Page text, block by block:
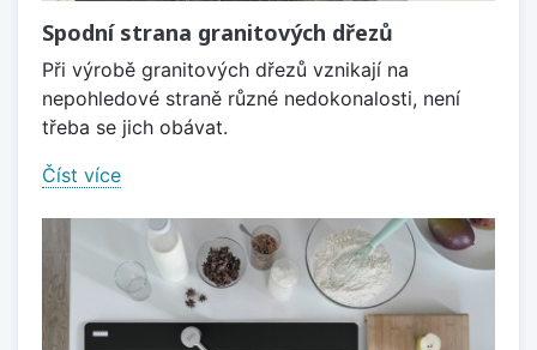
Spodní strana granitových dřezů
Při výrobě granitových dřezů vznikají na
nepohledové straně různé nedokonalosti, není
třeba se jich obávat.
Číst více